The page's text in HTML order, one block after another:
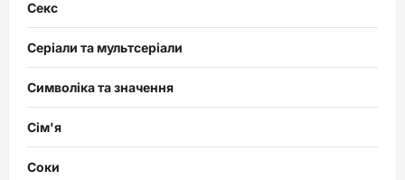
Секс
Серіали та мультсеріали
Символіка та значення
Сім'я
Соки